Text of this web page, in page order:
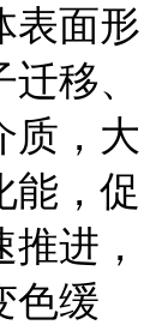
表面形
移、
质，大
能，促
进，
色缓